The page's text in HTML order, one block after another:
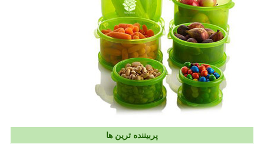
پربیننده ترین ها